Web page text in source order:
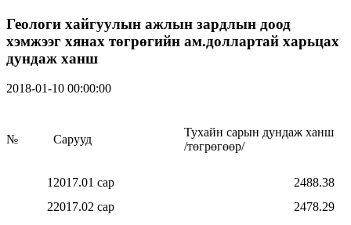
Геологи хайгуулын ажлын зардлын доод
хэмжээг хянах төгрөгийн ам.доллартай харьцах
дундаж ханш
2018-01-10 00:00:00
№ Сарууд
Тухайн сарын дундаж ханш
/төгрөгөөр/
12017.01 сар
2488.38
22017.02 сар
2478.29